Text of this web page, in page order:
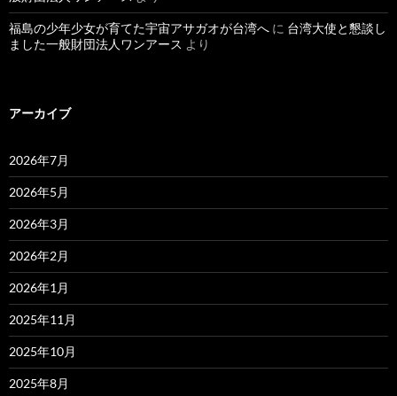
福島の少年少女が育てた宇宙アサガオが台湾へ に 台湾大使と懇談し
ました一般財団法人ワンアース より
アーカイブ
2026年7月
2026年5月
2026年3月
2026年2月
2026年1月
2025年11月
2025年10月
2025年8月